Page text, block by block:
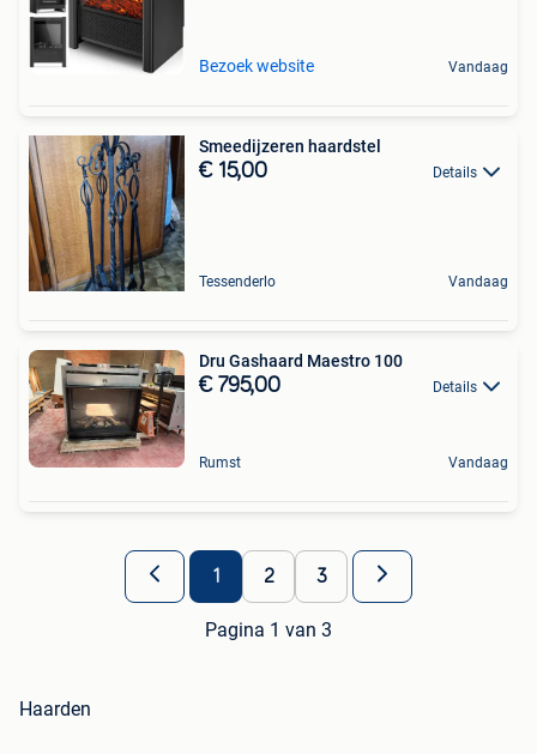
Bezoek website Vandaag
Smeedijzeren haardstel
€ 15,00 Details
Tessenderlo Vandaag
Dru Gashaard Maestro 100
€ 795,00 Details
Rumst Vandaag
1 2 3
Pagina 1 van 3
Haarden